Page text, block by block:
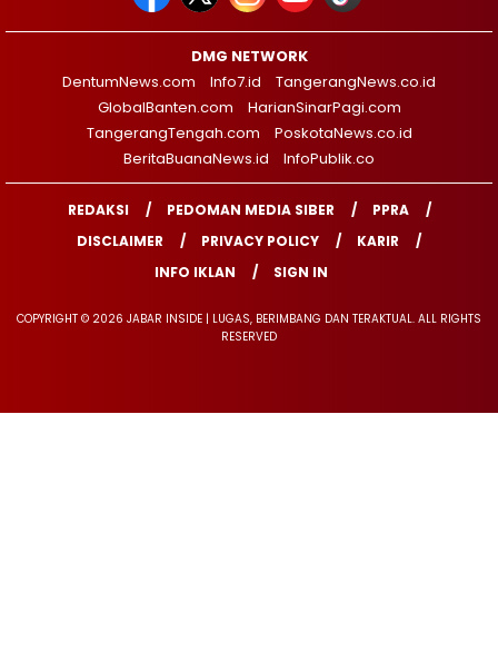
DMG NETWORK
DentumNews.com
Info7.id
TangerangNews.co.id
GlobalBanten.com
HarianSinarPagi.com
TangerangTengah.com
PoskotaNews.co.id
BeritaBuanaNews.id
InfoPublik.co
REDAKSI PEDOMAN MEDIA SIBER
PPRA
DISCLAIMER
PRIVACY POLICY
KARIR
INFO IKLAN
SIGN IN
COPYRIGHT © 2026 JABAR INSIDE | LUGAS, BERIMBANG DAN TERAKTUAL. ALL RIGHTS
RESERVED